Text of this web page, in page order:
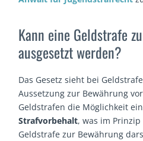
Kann eine Geldstrafe
ausgesetzt werden?
Das Gesetz sieht bei
Aussetzung zur Bewährung
Geldstrafen die Möglichkeit
Strafvorbehalt, was im
Geldstrafe zur Bewährung